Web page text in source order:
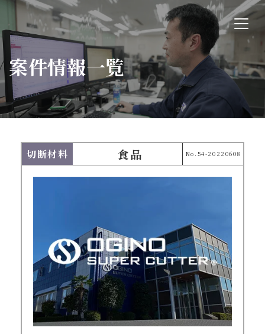
案件情報一覧
切断材料 食品 No.54-20220608